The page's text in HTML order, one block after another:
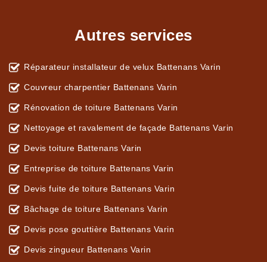
Autres services
Réparateur installateur de velux Battenans Varin
Couvreur charpentier Battenans Varin
Rénovation de toiture Battenans Varin
Nettoyage et ravalement de façade Battenans Varin
Devis toiture Battenans Varin
Entreprise de toiture Battenans Varin
Devis fuite de toiture Battenans Varin
Bâchage de toiture Battenans Varin
Devis pose gouttière Battenans Varin
Devis zingueur Battenans Varin